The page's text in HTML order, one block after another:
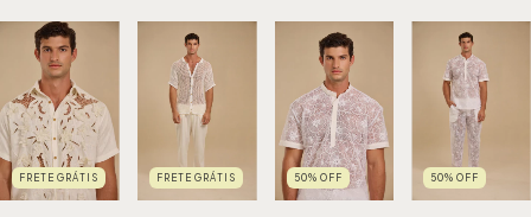
FRETE GRÁTIS FRETE GRÁTIS 50% OFF 50%OFF